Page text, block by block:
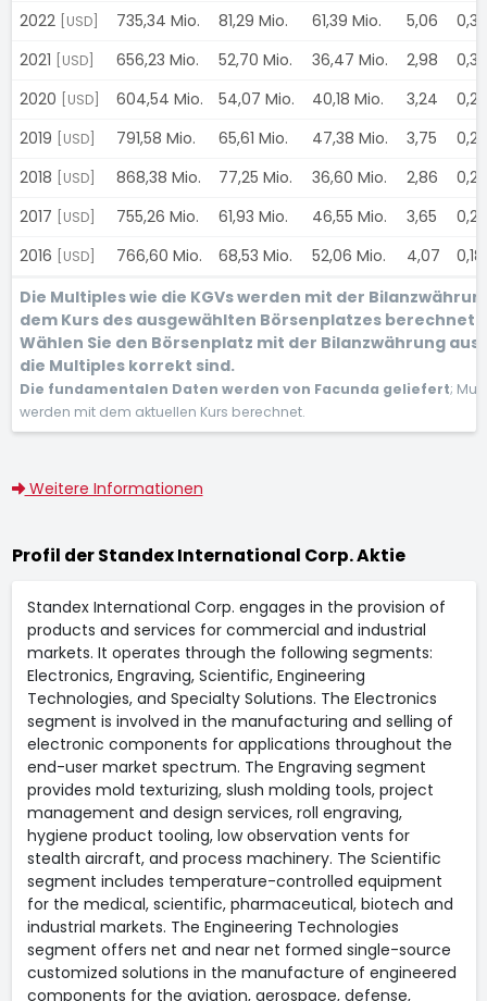
2022 [USD] 735,34 Mio. 81,29 Mio. 61,39 Mio. 5,06
2021
[USD] 656,23 Mio. 52,70 Mio. 36,47 Mio. 2,98
2020
[USD] 604,54 Mio. 54,07 Mio. 40,18 Mio. 3,24
2019
[USD] 791,58 Mio. 65,61 Mio. 47,38 Mio. 3,75
2018
[USD] 868,38 Mio. 77,25 Mio. 36,60 Mio. 2,86
2017
[USD] 755,26 Mio. 61,93 Mio. 46,55 Mio. 3,65
2016
[USD] 766,60 Mio. 68,53 Mio. 52,06 Mio. 4,07
Die Multiples wie die KGVs werden mit der
dem Kurs des ausgewählten Börsenplatzes berechnet.
Wählen Sie den Börsenplatz mit der Bilanzwährung
die Multiples korrekt sind.
Die fundamentalen Daten werden von Facunda geliefert;
werden mit dem aktuellen Kurs berechnet.
Weitere Informationen
Profil der Standex International Corp. Aktie
Standex International Corp. engages in the provision of
products and services for commercial and industrial
markets. It operates through the following segments:
Electronics, Engraving, Scientific, Engineering
Technologies, and Specialty Solutions. The Electronics
segment is involved in the manufacturing and selling of
electronic components for applications throughout the
end-user market spectrum. The Engraving segment
provides mold texturizing, slush molding tools, project
management and design services, roll engraving,
hygiene product tooling, low observation vents for
stealth aircraft, and process machinery. The Scientific
segment includes temperature-controlled equipment
for the medical, scientific, pharmaceutical, biotech and
industrial markets. The Engineering Technologies
segment offers net and near net formed single-source
customized solutions in the manufacture of engineered
components for the aviation, aerospace, defense,